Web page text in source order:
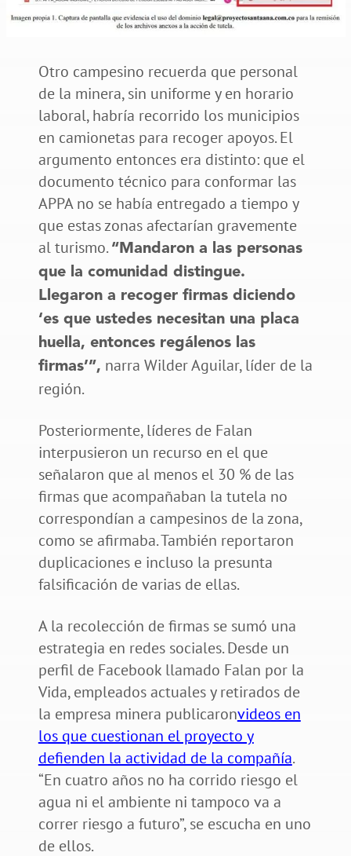
Otro campesino recuerda que personal
de la minera, sin uniforme y en horario
laboral, habría recorrido los municipios
en camionetas para recoger apoyos. El
argumento entonces era distinto: que el
documento técnico para conformar las
APPA no se había entregado a tiempo y
que estas zonas afectarían gravemente
al turismo. “Mandaron a las personas
que la comunidad distingue.
Llegaron a recoger firmas diciendo
‘es que ustedes necesitan una placa
huella, entonces regálenos las
firmas’”, narra Wilder Aguilar, líder de la
región.
Posteriormente, líderes de Falan
interpusieron un recurso en el que
señalaron que al menos el 30 % de las
firmas que acompañaban la tutela no
correspondían a campesinos de la zona,
como se afirmaba. También reportaron
duplicaciones e incluso la presunta
falsificación de varias de ellas.
A la recolección de firmas se sumó una
estrategia en redes sociales. Desde un
perfil de Facebook llamado Falan por la
Vida, empleados actuales y retirados de
la empresa minera publicaronvideos en
los que cuestionan el proyecto y
defienden la actividad de la compañía.
“En cuatro años no ha corrido riesgo el
agua ni el ambiente ni tampoco va a
correr riesgo a futuro”, se escucha en uno
de ellos.